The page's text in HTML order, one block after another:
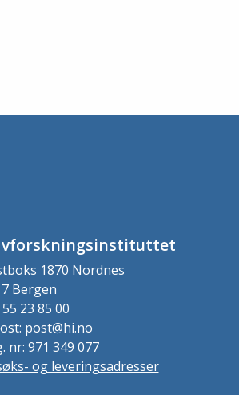
1870 Nordnes
Bergen
23 85 00
post@hi.no
nr: 971 349 077
og leveringsadresser